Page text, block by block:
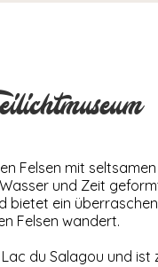
Felsen mit
und Zeit
bietet ein
Felsen wandert.
du Salagou und ist